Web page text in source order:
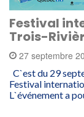
Festival
Trois-
27 septembre
C`est du 29
Festival
L`événement a